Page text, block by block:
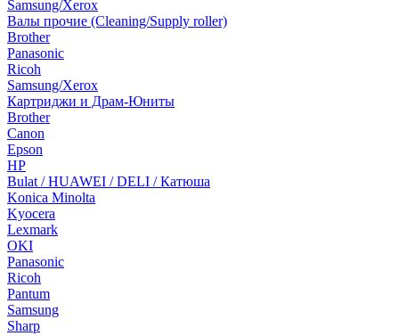
Samsung/Xerox
Валы прочие (Cleaning/Supply roller)
Brother
Panasonic
Ricoh
Samsung/Xerox
Картриджи и Драм-Юниты
Brother
Canon
Epson
HP
Bulat / HUAWEI / DELI / Катюша
Konica Minolta
Kyocera
Lexmark
OKI
Panasonic
Ricoh
Pantum
Samsung
Sharp